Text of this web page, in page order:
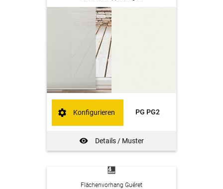
PG PG2
Details / Muster
Konfigurieren
Flächenvorhang Guéret